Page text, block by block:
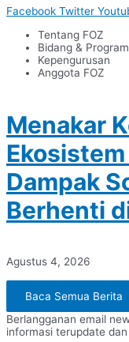
Facebook Twitter
Tentang FOZ
Bidang & Program
Kepengurusan
Anggota FOZ
Menakar
Dampak
Berhenti
Agustus 4, 2026
Baca Semua Berita
Berlangganan email
informasi terupdate